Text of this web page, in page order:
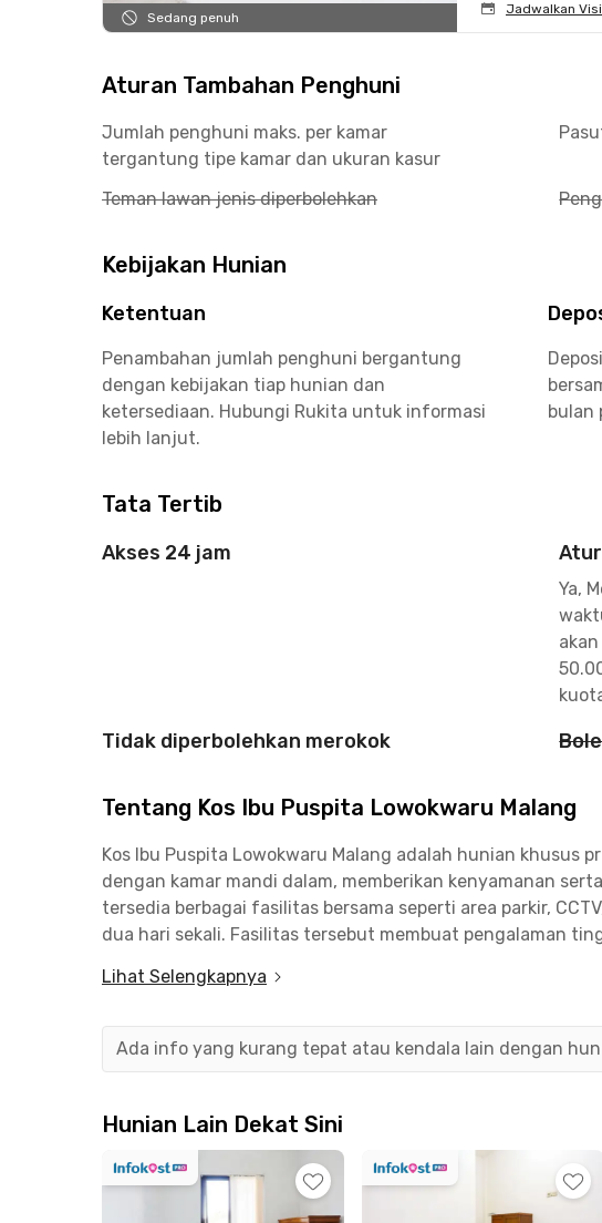
Sedang penuh
Jadwalkan
Aturan Tambahan Penghuni
Jumlah penghuni maks. per kamar
tergantung tipe kamar dan ukuran kasur
Teman lawan jenis diperbolehkan
Kebijakan Hunian
Ketentuan
Penambahan jumlah penghuni bergantung
dengan kebijakan tiap hunian dan
ketersediaan. Hubungi Rukita untuk informasi
lebih lanjut.
bulan
Tata Tertib
Akses 24 jam
Ya,
Tidak diperbolehkan merokok
Tentang Kos Ibu Puspita Lowokwaru Malang
Kos Ibu Puspita Lowokwaru Malang adalah hunian khusus
dengan kamar mandi dalam, memberikan kenyamanan
tersedia berbagai fasilitas bersama seperti area parkir,
dua hari sekali. Fasilitas tersebut membuat pengalaman
Universitas Islam Negeri Maulana Malik Ibrahim 12 menit,
Lihat Selengkapnya
Ada info yang kurang tepat atau kendala lain dengan
Hunian Lain Dekat Sini